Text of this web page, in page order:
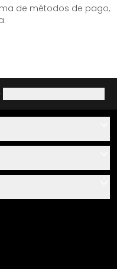
de métodos de pago,
·
(CGC)